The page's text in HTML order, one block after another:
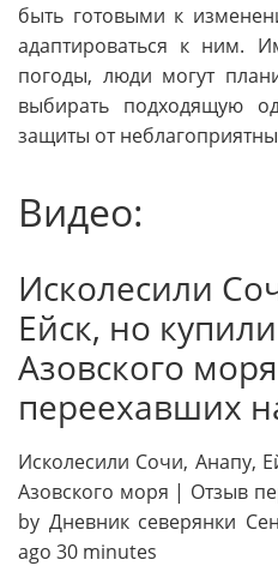
быть готовыми к
адаптироваться к ним.
погоды, люди могут
выбирать подходящую
защиты от
Видео:
Исколесили
Ейск, но
Азовского
переехавших
Исколесили Сочи, Анапу,
Азовского моря | Отзыв
by Дневник северянки
ago 30 minutes